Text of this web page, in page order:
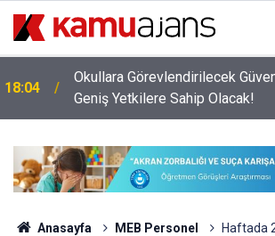
18:04
Okullara Görevlendirilecek
Geniş Yetkilere Sahip Olacak!
Anasayfa MEB Personel
Haftada